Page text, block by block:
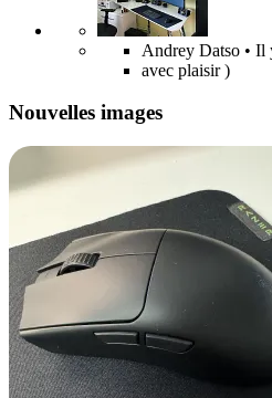
Andrey Datso • Il
avec plaisir )
Nouvelles images